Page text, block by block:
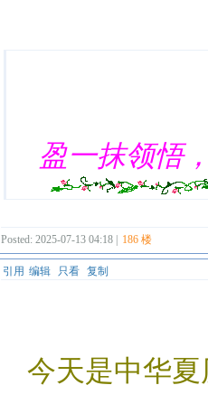
盈一抹领悟
Posted: 2025-07-13 04:18 | 186 楼
引用 编辑 只看 复制
今天是中华